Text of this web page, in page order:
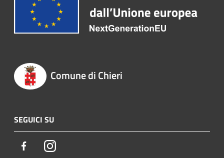
Comune di Chieri
SEGUICI SU
FacebookInstagram